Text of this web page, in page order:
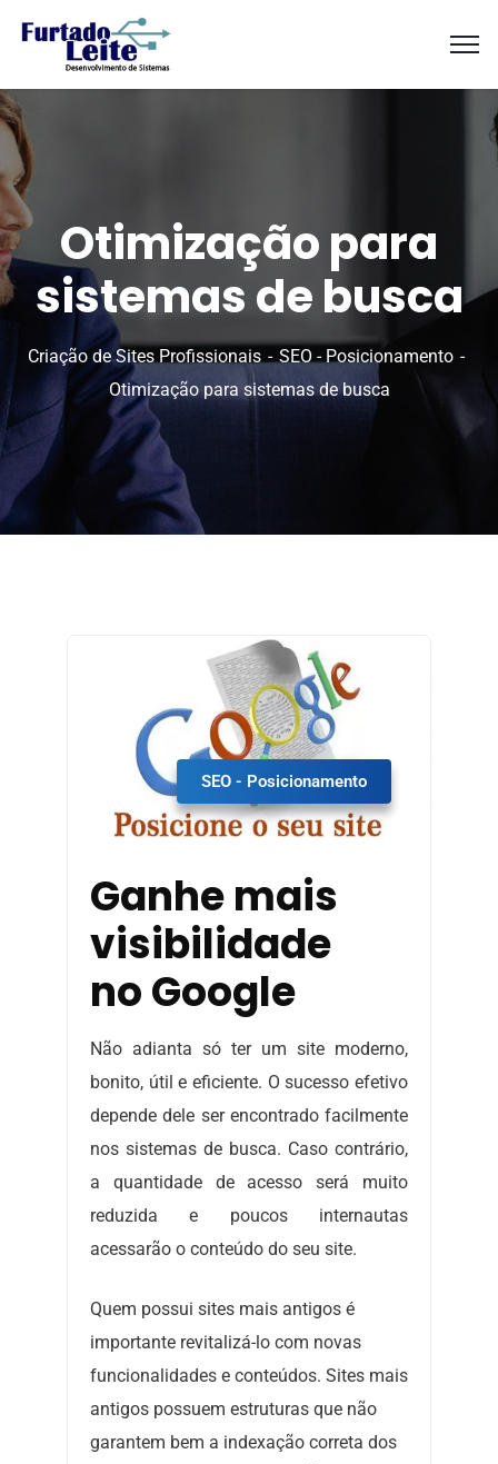
Otimização para
sistemas de busca
Criação de Sites Profissionais
SEO - Posicionamento
Otimização para sistemas de busca
SEO - Posicionamento
Ganhe mais
visibilidade
no Google
Não adianta só ter um site moderno,
bonito, útil e eficiente. O sucesso efetivo
depende dele ser encontrado facilmente
nos sistemas de busca. Caso contrário,
a quantidade de acesso será muito
reduzida e poucos internautas
acessarão o conteúdo do seu site.
Quem possui sites mais antigos é
importante revitalizá-lo com novas
funcionalidades e conteúdos. Sites mais
antigos possuem estruturas que não
garantem bem a indexação correta dos